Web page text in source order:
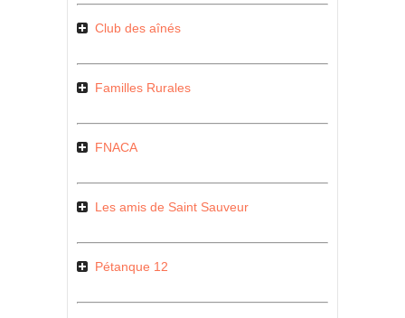
Club des aînés
Familles Rurales
FNACA
Les amis de Saint Sauveur
Pétanque 12